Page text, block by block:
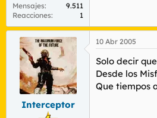
Mensajes
9.511
Reacciones
1
Interceptor
10 Abr 2005
Solo decir
Desde los
Que tiempos